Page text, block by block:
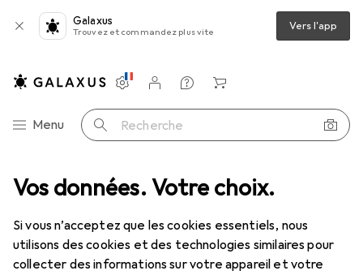
Vos données. Votre choix.
Si vous n’acceptez que les cookies essentiels, nous
utilisons des cookies et des technologies similaires pour
collecter des informations sur votre appareil et votre
Galaxus
Trouvez et commandez plus vite Vers l'app
Navigation par catégorie
Menu Recherche
Paramètres
Compte client
Listes de comparaison
Listes d'envies
Panier
B 1m - Câble de données USB A / Micro B / Câble connecteur - Blanc